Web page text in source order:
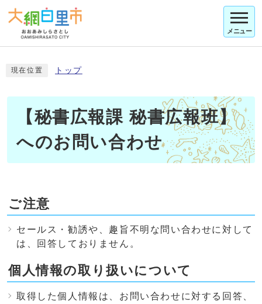
メニュー
現在位置 トップ
【秘書広報課 秘書広報班】
へのお問い合わせ
ご注意
セールス・勧誘や、趣旨不明な問い合わせに対して
は、回答しておりません。
個人情報の取り扱いについて
取得した個人情報は、お問い合わせに対する回答、